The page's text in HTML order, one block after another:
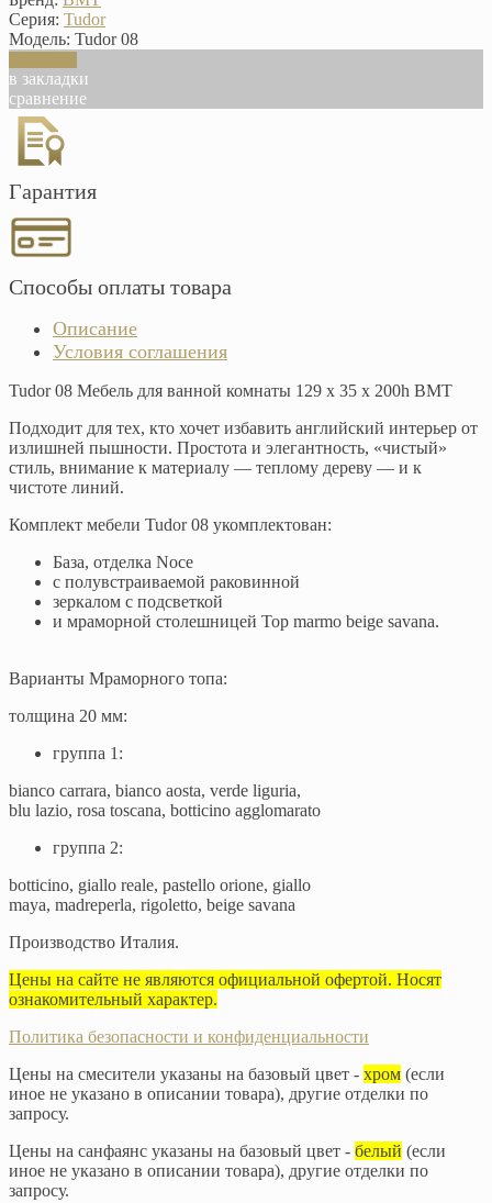
Серия: Tudor
Модель: Tudor 08
в закладки
сравнение
Гарантия
Способы оплаты товара
Описание
Условия соглашения
Tudor 08 Мебель для ванной комнаты 129 х 35 х 200h BMT
Подходит для тех, кто хочет избавить английский интерьер от
излишней пышности. Простота и элегантность, «чистый»
стиль, внимание к материалу — теплому дереву — и к
чистоте линий.
Комплект мебели Tudor 08 укомплектован:
База, отделка Noce
с полувстраиваемой раковинной
зеркалом с подсветкой
и мраморной столешницей Top marmo beige savana.
Варианты Мраморного топа:
толщина 20 мм:
группа 1:
bianco carrara, bianco aosta, verde liguria,
blu lazio, rosa toscana, botticino agglomarato
группа 2:
botticino, giallo reale, pastello orione, giallo
maya, madreperla, rigoletto, beige savana
Производство Италия.
Цены на сайте не являются официальной офертой. Носят
ознакомительный характер.
Политика безопасности и конфиденциальности
Цены на смесители указаны на базовый цвет - хром (если
иное не указано в описании товара), другие отделки по
запросу.
Цены на санфаянс указаны на базовый цвет - белый (если
иное не указано в описании товара), другие отделки по
запросу.